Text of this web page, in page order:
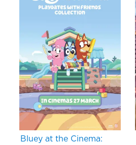
Bluey at the Cinema: